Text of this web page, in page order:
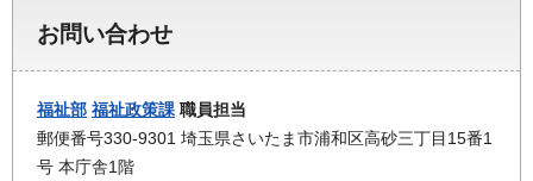
お問い合わせ
福祉部 福祉政策課 職員担当
郵便番号330-9301 埼玉県さいたま市浦和区高砂三丁目15番1
号 本庁舎1階